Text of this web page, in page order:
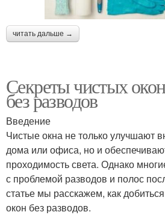
читать дальше →
Секреты чистых
без разводов
Введение
Чистые окна не только улучшают
дома или офиса, но и
проходимость света. Однако
с проблемой разводов и полос
статье мы расскажем, как
окон без разводов.